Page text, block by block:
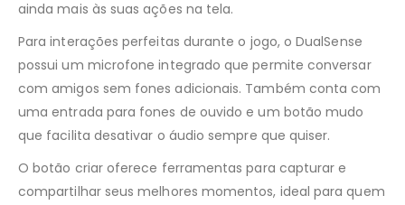
ainda mais às suas ações na tela.
Para interações perfeitas durante o jogo, o DualSense
possui um microfone integrado que permite conversar
com amigos sem fones adicionais. Também conta com
uma entrada para fones de ouvido e um botão mudo
que facilita desativar o áudio sempre que quiser.
O botão criar oferece ferramentas para capturar e
compartilhar seus melhores momentos, ideal para quem